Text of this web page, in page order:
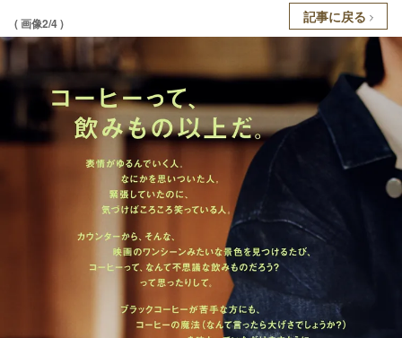
( 画像2/4 ) 記事に戻る